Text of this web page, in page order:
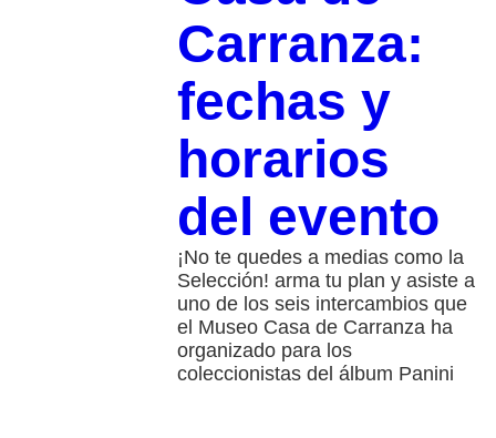
Carranza:
fechas y
horarios
del evento
¡No te quedes a medias como la
Selección! arma tu plan y asiste a
uno de los seis intercambios que
el Museo Casa de Carranza ha
organizado para los
coleccionistas del álbum Panini